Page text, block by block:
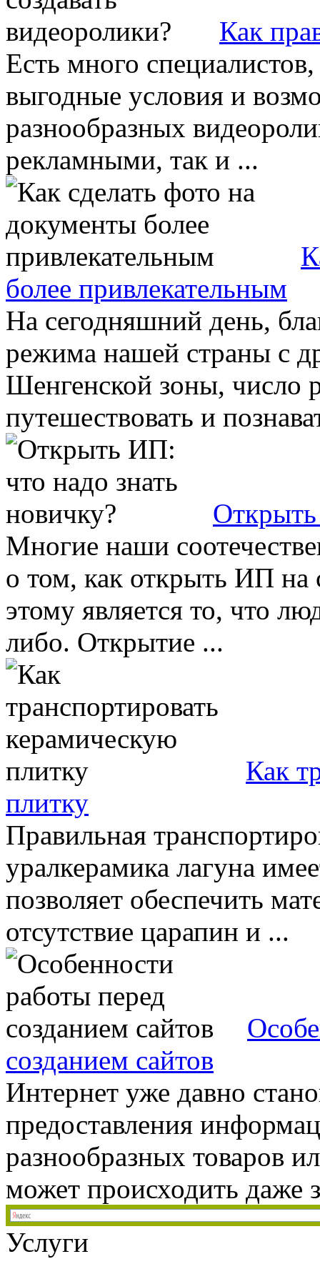
Как
Есть много
выгодные условия и
разнообразных
рекламными, так и ...
более привлекательным
На сегодняшний день,
режима нашей страны с
Шенгенской зоны, число
путешествовать и
Многие наши
о том, как открыть ИП
этому является то, что
либо. Открытие ...
Как
плитку
Правильная
уралкерамика лагуна
позволяет обеспечить
отсутствие царапин и ...
созданием сайтов
Интернет уже давно
предоставления
разнообразных товаров
может происходить даже
Услуги